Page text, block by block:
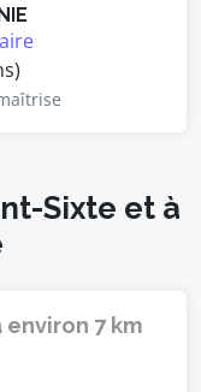
Sixte et à
environ 7 km